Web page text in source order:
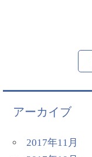
アーカイブ
2017年11月